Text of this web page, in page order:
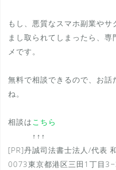
もし、悪質なスマホ副業や
まし取られてしまったら、
メです。
無料で相談できるので、お話
ね。
相談は こちら
↑↑↑
[PR]丹誠司法書士法人/代表
0073東京都港区三田1丁目